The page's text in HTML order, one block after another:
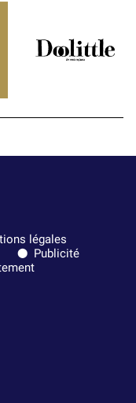
légales
Publicité